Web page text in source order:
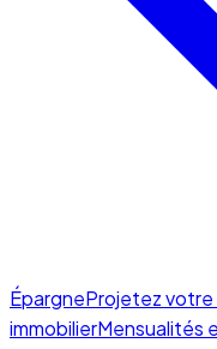
ÉpargneProjetez votre
immobilierMensualités